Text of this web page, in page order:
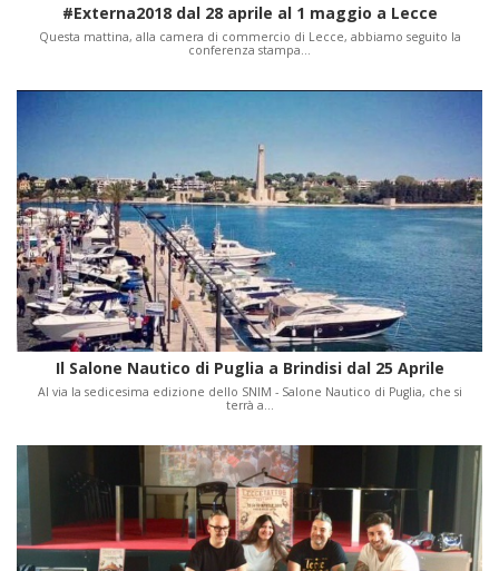
#Externa2018 dal 28 aprile al 1 maggio a Lecce
Questa mattina, alla camera di commercio di Lecce, abbiamo seguito la
conferenza stampa…
Il Salone Nautico di Puglia a Brindisi dal 25 Aprile
Al via la sedicesima edizione dello SNIM - Salone Nautico di Puglia, che si
terrà a…